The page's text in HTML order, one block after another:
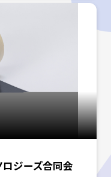
ロジーズ合同会